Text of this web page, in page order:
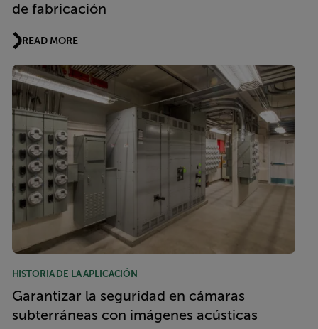
de fabricación
READ MORE
HISTORIA DE LA APLICACIÓN
Garantizar la seguridad en cámaras
subterráneas con imágenes acústicas